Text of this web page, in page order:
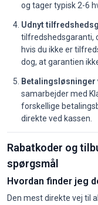
og tager typisk 2-6
Udnyt
tilfredshedsgaranti,
hvis du ikke er
dog, at garantien
Betalingsløsninger
samarbejder med
forskellige
direkte ved kassen.
Rabatkoder og
spørgsmål
Hvordan finder jeg
Den mest direkte vej til